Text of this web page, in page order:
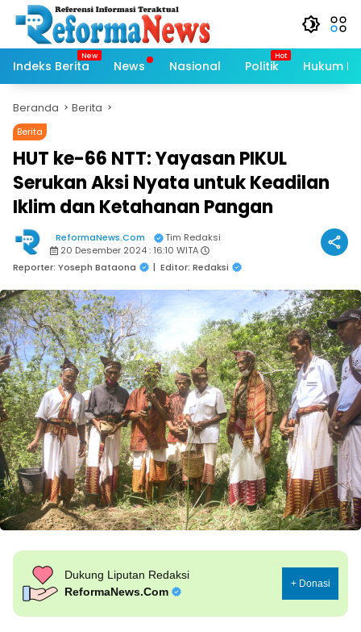
Langsung
konten
Indeks Berita
News Nasional Politik Hukum
Beranda Berita
Berita
HUT ke-66 NTT: Yayasan PIKUL
Serukan Aksi Nyata untuk Keadilan
Iklim dan Ketahanan Pangan
ReformaNews.Com
Tim Redaksi
20 Desember 2024 : 16:10 WITA
Reporter: Yoseph Bataona
| Editor: Redaksi
Dukung Liputan Redaksi
ReformaNews.Com
+ Donasi